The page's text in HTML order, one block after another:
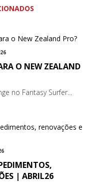
O NEW ZEALAND
no Fantasy Surfer...
| ABRIL26